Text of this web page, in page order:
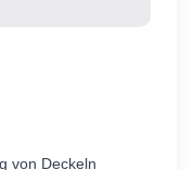
von Deckeln